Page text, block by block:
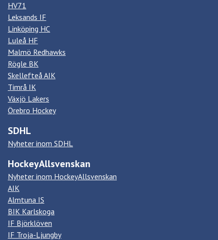
HV71
Leksands IF
Linköping HC
Luleå HF
Malmö Redhawks
Rögle BK
Skellefteå AIK
Timrå IK
Växjö Lakers
Örebro Hockey
SDHL
Nyheter inom SDHL
HockeyAllsvenskan
Nyheter inom HockeyAllsvenskan
AIK
Almtuna IS
BIK Karlskoga
IF Björklöven
IF Troja-Ljungby